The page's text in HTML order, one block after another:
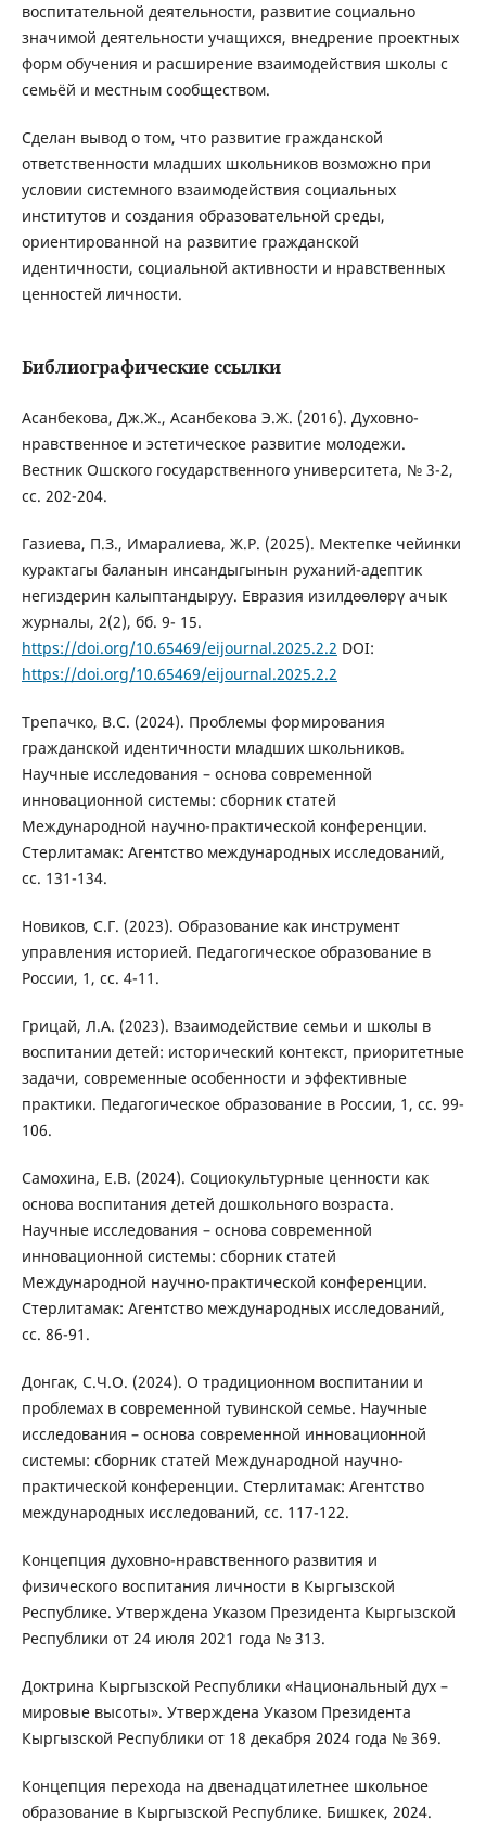
воспитательной деятельности, развитие социально
значимой деятельности учащихся, внедрение проектных
форм обучения и расширение взаимодействия школы с
семьёй и местным сообществом.
Сделан вывод о том, что развитие гражданской
ответственности младших школьников возможно при
условии системного взаимодействия социальных
институтов и создания образовательной среды,
ориентированной на развитие гражданской
идентичности, социальной активности и нравственных
ценностей личности.
Библиографические ссылки
Асанбекова, Дж.Ж., Асанбекова Э.Ж. (2016). Духовно-
нравственное и эстетическое развитие молодежи.
Вестник Ошского государственного университета, № 3-2,
сс. 202-204.
Газиева, П.З., Имаралиева, Ж.Р. (2025). Мектепке чейинки
курактагы баланын инсандыгынын руханий-адептик
негиздерин калыптандыруу. Евразия изилдөөлөрү ачык
журналы, 2(2), бб. 9- 15.
https://doi.org/10.65469/eijournal.2025.2.2 DOI:
https://doi.org/10.65469/eijournal.2025.2.2
Трепачко, В.С. (2024). Проблемы формирования
гражданской идентичности младших школьников.
Научные исследования – основа современной
инновационной системы: сборник статей
Международной научно-практической конференции.
Стерлитамак: Агентство международных исследований,
сс. 131-134.
Новиков, С.Г. (2023). Образование как инструмент
управления историей. Педагогическое образование в
России, 1, сс. 4-11.
Грицай, Л.А. (2023). Взаимодействие семьи и школы в
воспитании детей: исторический контекст, приоритетные
задачи, современные особенности и эффективные
практики. Педагогическое образование в России, 1, сс. 99-
106.
Самохина, Е.В. (2024). Социокультурные ценности как
основа воспитания детей дошкольного возраста.
Научные исследования – основа современной
инновационной системы: сборник статей
Международной научно-практической конференции.
Стерлитамак: Агентство международных исследований,
сс. 86-91.
Донгак, С.Ч.О. (2024). О традиционном воспитании и
проблемах в современной тувинской семье. Научные
исследования – основа современной инновационной
системы: сборник статей Международной научно-
практической конференции. Стерлитамак: Агентство
международных исследований, сс. 117-122.
Концепция духовно-нравственного развития и
физического воспитания личности в Кыргызской
Республике. Утверждена Указом Президента Кыргызской
Республики от 24 июля 2021 года № 313.
Доктрина Кыргызской Республики «Национальный дух –
мировые высоты». Утверждена Указом Президента
Кыргызской Республики от 18 декабря 2024 года № 369.
Концепция перехода на двенадцатилетнее школьное
образование в Кыргызской Республике. Бишкек, 2024.